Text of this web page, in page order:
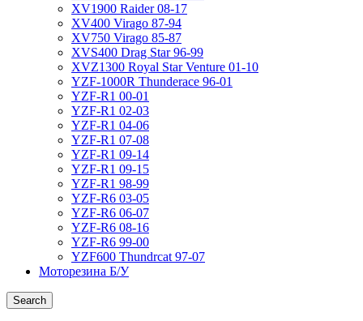
XV1900 Raider 08-17
XV400 Virago 87-94
XV750 Virago 85-87
XVS400 Drag Star 96-99
XVZ1300 Royal Star Venture 01-10
YZF-1000R Thunderace 96-01
YZF-R1 00-01
YZF-R1 02-03
YZF-R1 04-06
YZF-R1 07-08
YZF-R1 09-14
YZF-R1 09-15
YZF-R1 98-99
YZF-R6 03-05
YZF-R6 06-07
YZF-R6 08-16
YZF-R6 99-00
YZF600 Thundrcat 97-07
Моторезина Б/У
Search